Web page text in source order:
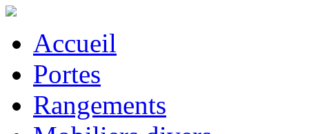
Accueil
Portes
Rangements